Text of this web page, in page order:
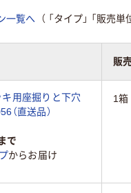
一覧へ （ 「タイプ」 「販売単
販
用座掘りと下穴
（直送品）
で
からお届け
1箱